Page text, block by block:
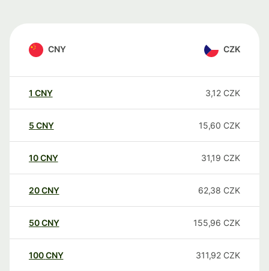
CNY CZK
1 CNY 3,12 CZK
5 CNY 15,60 CZK
10CNY 31,19 CZK
20CNY 62,38 CZK
50CNY 155,96 CZK
100CNY 311,92 CZK